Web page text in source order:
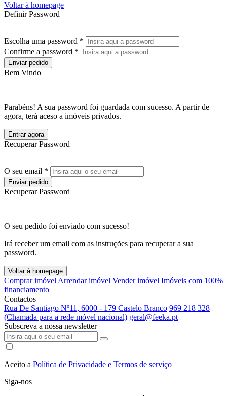
Voltar à homepage
Definir Password
Escolha uma password *
Confirme a password *
Enviar pedido
Bem Vindo
Parabéns! A sua password foi guardada com sucesso. A partir de
agora, terá aceso a imóveis privados.
Entrar agora
Recuperar Password
O seu email *
Enviar pedido
Recuperar Password
O seu pedido foi enviado com sucesso!
Irá receber um email com as instruções para recuperar a sua
password.
Voltar à homepage
Comprar imóvel Arrendar imóvel Vender imóvel Imóveis com 100%
financiamento
Contactos
Rua De Santiago Nº11, 6000 - 179 Castelo Branco 969 218 328
(Chamada para a rede móvel nacional) geral@feeka.pt
Subscreva a nossa newsletter
Aceito a Política de Privacidade e Termos de serviço
Siga-nos